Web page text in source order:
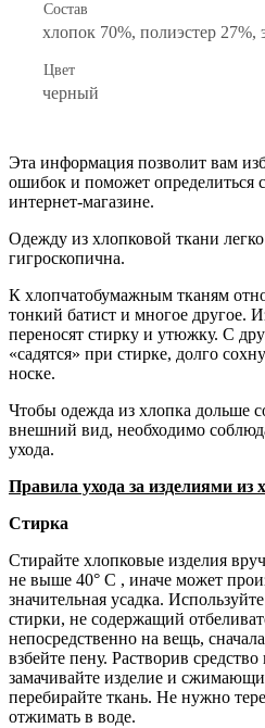
Состав
хлопок 70%, полиэстер 27%,
Цвет
черный
Эта информация позволит вам
ошибок и поможет
интернет-магазине.
Одежду из хлопковой ткани
гигроскопична.
К хлопчатобумажным тканям
тонкий батист и многое другое.
переносят стирку и утюжку. С
«садятся» при стирке, долго
носке.
Чтобы одежда из хлопка дольше
внешний вид, необходимо
ухода.
Правила ухода за изделиями из
Стирка
Стирайте хлопковые изделия
не выше 40° С , иначе может
значительная усадка.
стирки, не содержащий
непосредственно на вещь,
взбейте пену. Растворив
замачивайте изделие и
перебирайте ткань. Не нужно
отжимать в воде.